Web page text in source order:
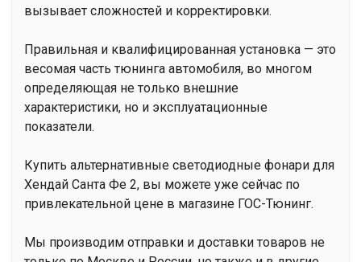
вызывает сложностей и корректировки.
Правильная и квалифицированная установка — это
весомая часть тюнинга автомобиля, во многом
определяющая не только внешние
характеристики, но и эксплуатационные
показатели.
Купить альтернативные светодиодные фонари для
Хендай Санта Фе 2, вы можете уже сейчас по
привлекательной цене в магазине ГОС-Тюнинг.
Мы производим отправки и доставки товаров не